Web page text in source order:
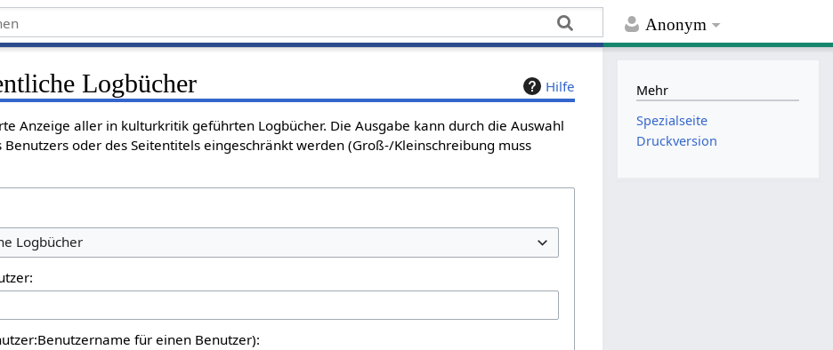
Anonym
Hilfe
Logbücher
Anzeige aller in kulturkritik geführten Logbücher. Die Ausgabe kann durch die Auswahl
Benutzers oder des Seitentitels eingeschränkt werden (Groß-/Kleinschreibung muss
Logbücher
für einen Benutzer):
Mehr
Spezialseite
Druckversion